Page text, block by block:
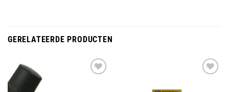
GERELATEERDE PRODUCTEN